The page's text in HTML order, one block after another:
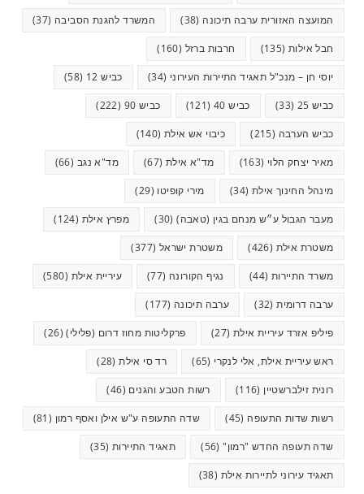
המועצה האזורית ערבה תיכונה (38) המשרד להגנת הסביבה (37)
חבל אילות (135) חרבות ברזל (160)
יוסי חן – מנכ"ל תאגיד התיירות העירוני (34) כביש 12 (58)
כביש 25 (33) כביש 40 (121) כביש 90 (222)
כביש הערבה (215) כיבוי אש אילת (140)
מאיר יצחק הלוי (163) מד"א אילת (67) מד"א נגב (66)
מינהל החינוך אילת (34) מירי קופיטו (29)
מעבר הגבול ע״ש מנחם בגין (טאבה)(30) מפרץ אילת (124)
משטרת אילת (426) משטרת ישראל (377)
משרד התיירות (44) נגיף הקורונה (77) עיריית אילת (580)
ערבה דרומית(32) ערבה תיכונה (177)
פיליפ אזרד עיריית אילת (27) פרקליטות מחוז דרום (פלילי)(26)
ראש עיריית אילת, אלי לנקרי (65) רד סי אילת(28)
רונית זילברשטיין (116) רשות הטבע והגנים (46)
רשות שדות התעופה (45) שדה התעופה ע"ש אילן ואסף רמון (81)
שדה תעופה החדש "רמון"(56) תאגיד התיירות (35)
תאגיד עירוני לתיירות אילת (38)